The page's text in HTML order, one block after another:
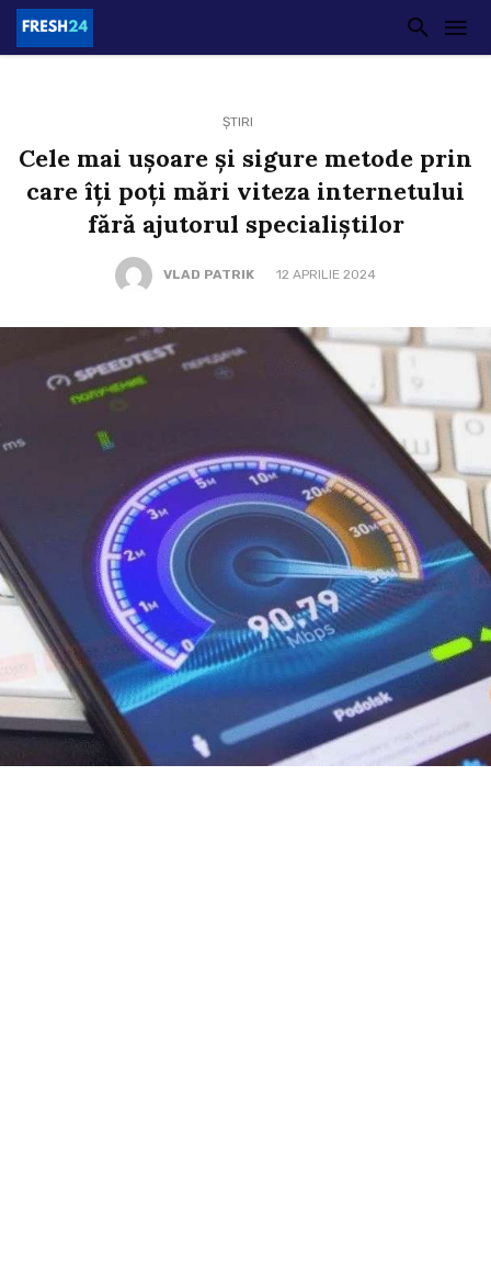
ȘTIRI
Cele mai ușoare și sigure metode prin
care îți poți mări viteza internetului
fără ajutorul specialiștilor
VLAD PATRIK 12 APRILIE 2024